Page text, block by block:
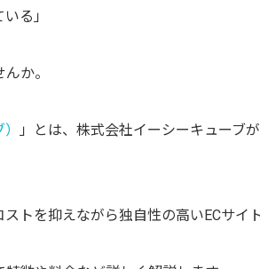
る」
か。
」とは、株式会社イーシーキューブ
ストを抑えながら独自性の高いECサイ